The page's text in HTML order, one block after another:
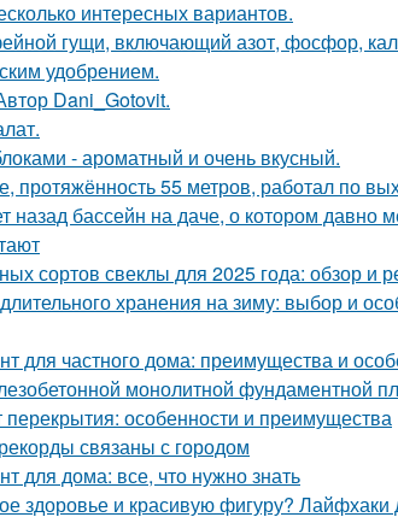
интересных вариантов.
гущи, включающий азот, фосфор,
удобрением.
Dani_Gotovit.
- ароматный и очень вкусный.
протяжённость 55 метров, работал по
назад бассейн на даче, о котором давно
сортов свеклы для 2025 года: обзор и
хранения на зиму: выбор и
для частного дома: преимущества и
монолитной фундаментной
перекрытия: особенности и преимущества
связаны с городом
для дома: все, что нужно знать
здоровье и красивую фигуру?